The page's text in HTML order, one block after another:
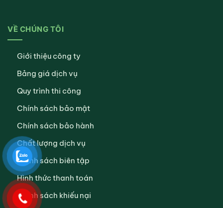
VỀ CHÚNG TÔI
Giới thiệu công ty
Bảng giá dịch vụ
Quy trình thi công
Chính sách bảo mật
Chính sách bảo hành
Chất lượng dịch vụ
Chính sách biên tập
Hình thức thanh toán
Chính sách khiếu nại